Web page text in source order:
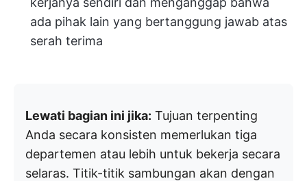
ada pihak lain yang bertanggung jawab atas
serah terima
Lewati bagian ini jika: Tujuan terpenting
Anda secara konsisten memerlukan tiga
departemen atau lebih untuk bekerja secara
selaras. Titik-titik sambungan akan dengan